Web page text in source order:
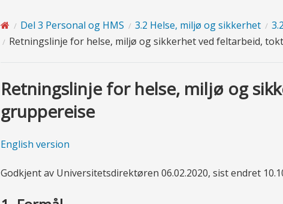
Del 3 Personal og HMS 3.2 Helse, miljø og sikkerhet
Retningslinje for helse, miljø og sikkerhet ved feltarbeid,
Retningslinje for helse, miljø og
gruppereise
English version
Godkjent av Universitetsdirektøren 06.02.2020, sist endret